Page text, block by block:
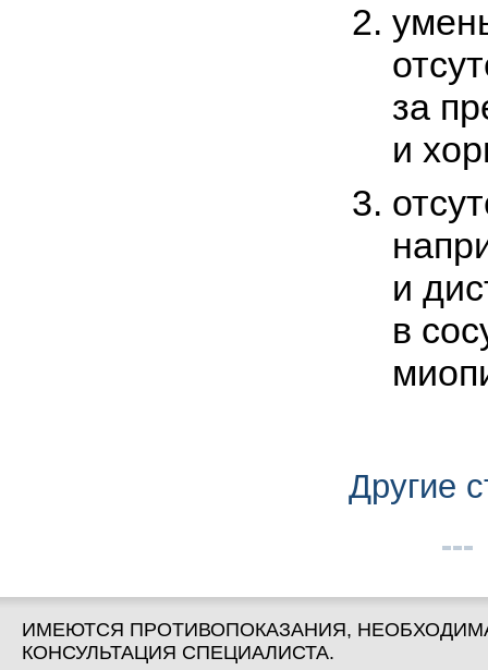
за
и
и
в
Другие
ИМЕЮТСЯ ПРОТИВОПОКАЗАНИЯ,
КОНСУЛЬТАЦИЯ СПЕЦИАЛИСТА.